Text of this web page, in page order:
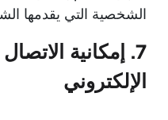
الشخصية التي يقدمها
7. إمكانية
الإلكتروني